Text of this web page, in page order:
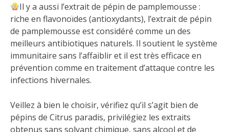
Il y a aussi l’extrait de pépin de pamplemousse :
riche en flavonoïdes (antioxydants), l’extrait de pépin
de pamplemousse est considéré comme un des
meilleurs antibiotiques naturels. Il soutient le système
immunitaire sans l’affaiblir et il est très efficace en
prévention comme en traitement d’attaque contre les
infections hivernales.
Veillez à bien le choisir, vérifiez qu’il s’agit bien de
pépins de Citrus paradis, privilégiez les extraits
obtenus sans solvant chimique, sans alcool et de